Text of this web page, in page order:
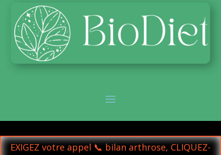
EXIGEZ votre appel 📞 bilan arthrose, CLIQUEZ-